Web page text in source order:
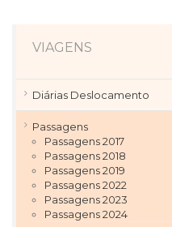
VIAGENS
Diárias Deslocamento
Passagens
Passagens 2017
Passagens 2018
Passagens 2019
Passagens 2022
Passagens 2023
Passagens 2024